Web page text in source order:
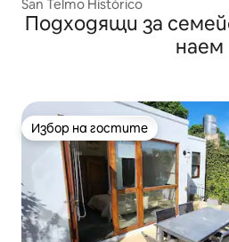
San Telmo Histórico
Подходящи за
наем
Избор на гостите
Избор на гостите